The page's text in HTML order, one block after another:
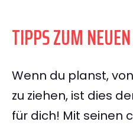
TIPPS ZUM
Wenn du planst, von
zu ziehen, ist dies
für dich! Mit seinen